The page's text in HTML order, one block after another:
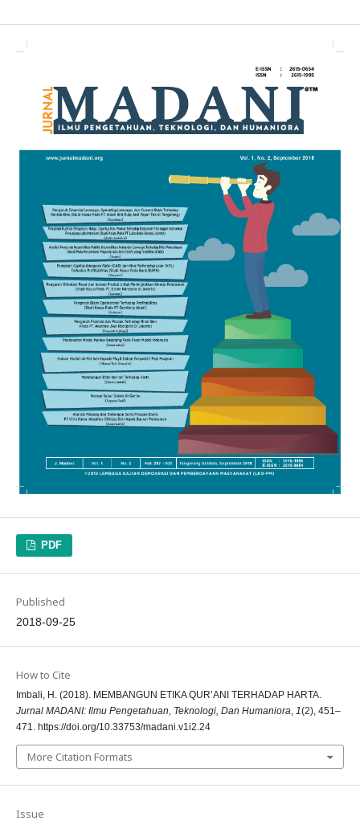
PDF
Published
2018-09-25
How to Cite
Imbali, H. (2018). MEMBANGUN ETIKA QUR’ANI TERHADAP HARTA.
Jurnal MADANI: Ilmu Pengetahuan, Teknologi, Dan Humaniora 1(2), 451–
471. https://doi.org/10.33753/madani.v1i2.24
More Citation Formats
Issue